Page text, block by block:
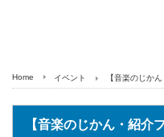
Home イベント 【音楽のじか
【音楽のじかん・紹介